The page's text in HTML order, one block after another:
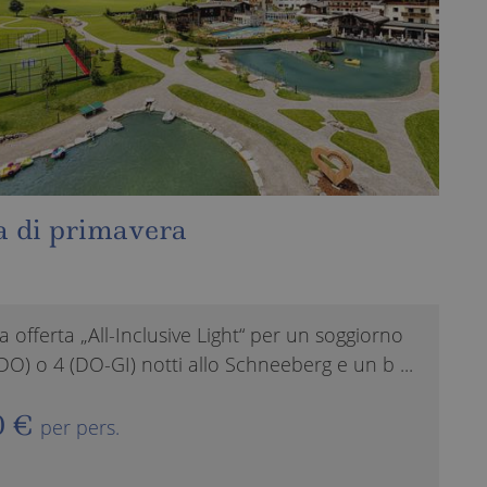
offerta 7=6
per tutta la famiglia (7 = 6) incluso il servizio
Light“